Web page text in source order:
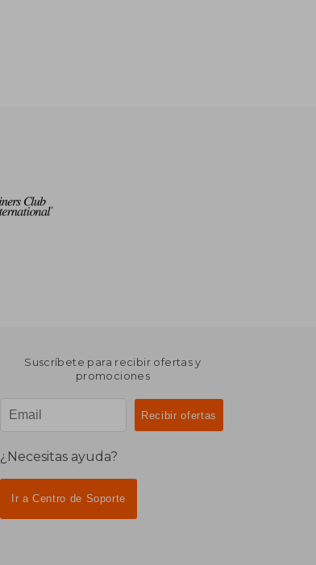
Suscríbete para recibir ofertas y
promociones
¿Necesitas ayuda?
Ir a Centro de Soporte